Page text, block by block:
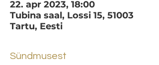
22. apr 2023, 18:00
Tubina saal, Lossi 15, 51003
Tartu, Eesti
Sündmusest